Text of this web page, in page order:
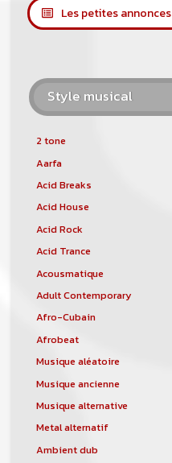
Les petites annonces
Style musical
2 tone
Aarfa
Acid Breaks
Acid House
Acid Rock
Acid Trance
Acousmatique
Adult Contemporary
Afro-Cubain
Afrobeat
Musique aléatoire
Musique ancienne
Musique alternative
Metal alternatif
Ambient dub